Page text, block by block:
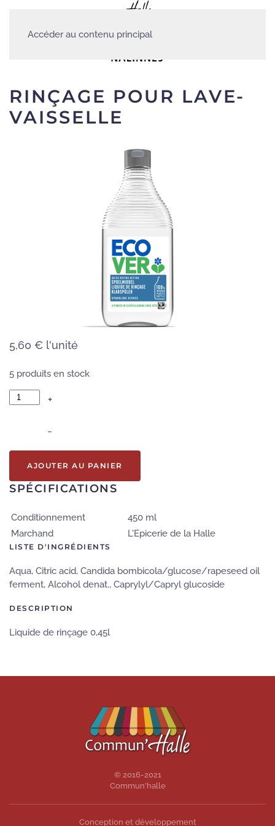
Accéder au contenu principal
RINÇAGE POUR LAVE-
VAISSELLE
5,60 € l'unité
5 produits en stock
+
–
AJOUTER AU PANIER
SPÉCIFICATIONS
Conditionnement
450 ml
Marchand
L'Epicerie de la Halle
LISTE D'INGRÉDIENTS
Aqua, Citric acid, Candida bombicola/glucose/rapeseed oil
ferment, Alcohol denat., Caprylyl/Capryl glucoside
DESCRIPTION
Liquide de rinçage 0,45l
© 2016-2021
Commun'halle
Conception et développement